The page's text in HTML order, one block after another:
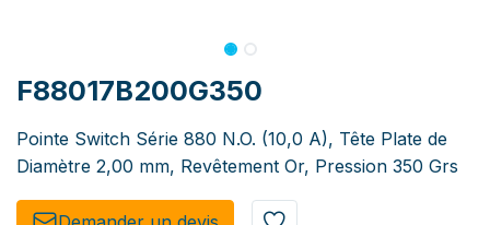
F88017B200G350
Pointe Switch Série 880 N.O. (10,0 A), Tête Plate de
Diamètre 2,00 mm, Revêtement Or, Pression 350 Grs